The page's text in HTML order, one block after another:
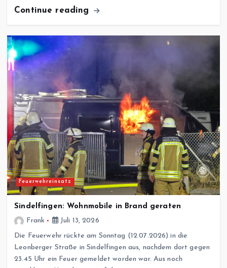
Continue reading
Feuerwehreinsatz
Sindelfingen: Wohnmobile in Brand geraten
Frank
Juli 13, 2026
Die Feuerwehr rückte am Sonntag (12.07.2026) in die
Leonberger Straße in Sindelfingen aus, nachdem dort gegen
23.45 Uhr ein Feuer gemeldet worden war. Aus noch